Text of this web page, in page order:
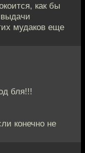
как бы
мудаков еще
бля!!!
конечно не